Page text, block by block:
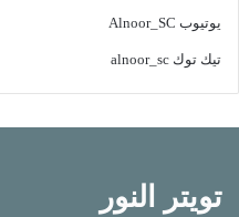
يوتيوب Alnoor_SC
تيك توك alnoor_sc
تويتر النور